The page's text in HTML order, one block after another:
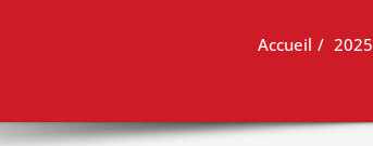
Accueil 2025